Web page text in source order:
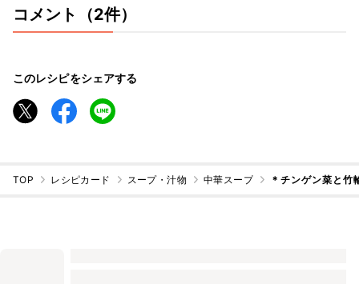
コメント（2件）
このレシピをシェアする
TOP レシピカード スープ・汁物 中華スープ ＊チンゲン菜と竹